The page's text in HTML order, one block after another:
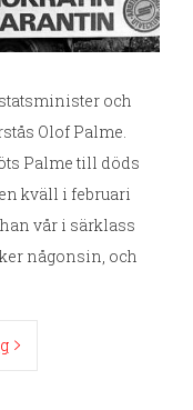
och
Olof Palme.
Palme till döds
kväll i februari
vår i särklass
någonsin, och